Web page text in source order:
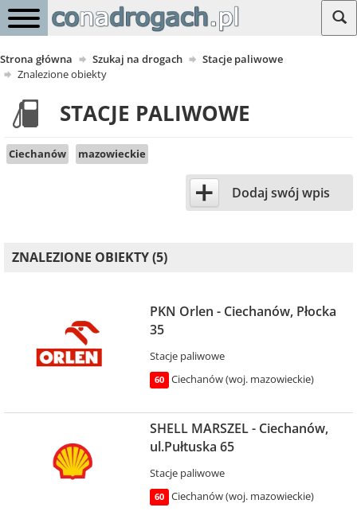
Strona główna Szukaj na drogach
Stacje paliwowe
Znalezione obiekty
STACJE PALIWOWE
Ciechanów mazowieckie
+ Dodaj swój wpis
ZNALEZIONE OBIEKTY (5)
PKN Orlen - Ciechanów, Płocka
35
Stacje paliwowe
60 Ciechanów (woj. mazowieckie)
SHELL MARSZEL - Ciechanów,
ul.Pułtuska 65
Stacje paliwowe
60 Ciechanów (woj. mazowieckie)